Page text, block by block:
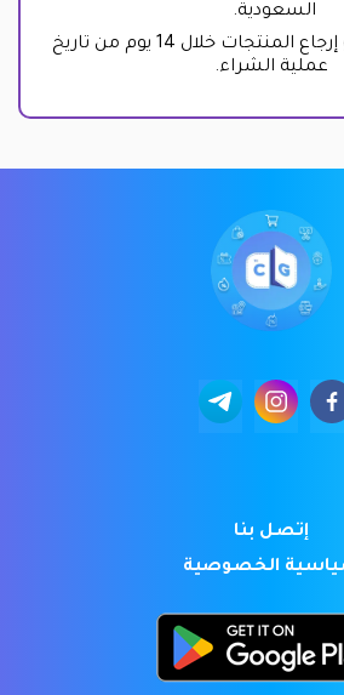
السعودية.
يمكن استبدال أو إرجاع المنتجات خلال 14 يوم من تاريخ
عملية الشراء.
إتصل بنا
الخصوصية